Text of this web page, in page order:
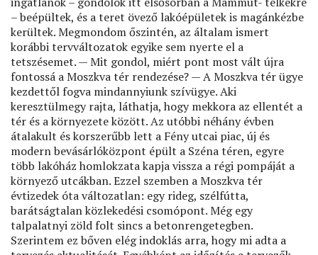
– beépültek, és a teret övező lakóépületek is magánkézbe
kerültek. Megmondom őszintén, az általam ismert
korábbi tervváltozatok egyike sem nyerte el a
tetszésemet. — Mit gondol, miért pont most vált újra
fontossá a Moszkva tér rendezése? — A Moszkva tér ügye
kezdettől fogva mindannyiunk szívügye. Aki
keresztülmegy rajta, láthatja, hogy mekkora az ellentét a
tér és a környezete között. Az utóbbi néhány évben
átalakult és korszerűbb lett a Fény utcai piac, új és
modern bevásárlóközpont épült a Széna téren, egyre
több lakóház homlokzata kapja vissza a régi pompáját a
környező utcákban. Ezzel szemben a Moszkva tér
évtizedek óta változatlan: egy rideg, szélfútta,
barátságtalan közlekedési csomópont. Még egy
talpalatnyi zöld folt sincs a betonrengetegben.
Szerintem ez bőven elég indoklás arra, hogy mi adta a